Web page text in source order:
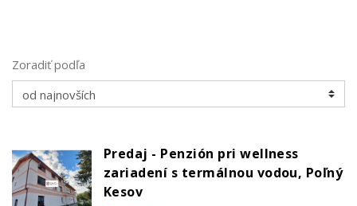
Zoradiť podľa
Predaj - Penzión pri wellness
zariadení s termálnou vodou, Poľný
Kesov